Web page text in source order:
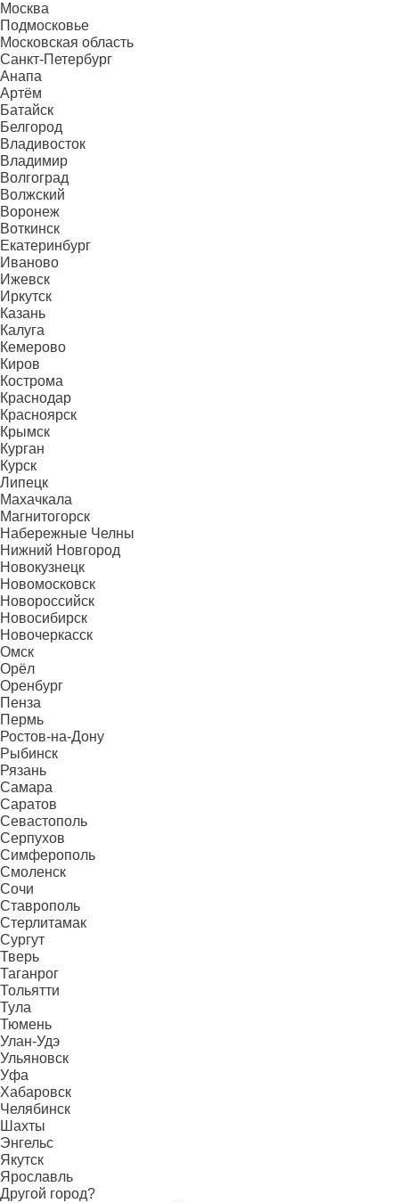
Москва
Подмосковье
Московская область
Санкт-Петербург
Анапа
Артём
Батайск
Белгород
Владивосток
Владимир
Волгоград
Волжский
Воронеж
Воткинск
Екатеринбург
Иваново
Ижевск
Иркутск
Казань
Калуга
Кемерово
Киров
Кострома
Краснодар
Красноярск
Крымск
Курган
Курск
Липецк
Махачкала
Магнитогорск
Набережные Челны
Нижний Новгород
Новокузнецк
Новомосковск
Новороссийск
Новосибирск
Новочеркасск
Омск
Орёл
Оренбург
Пенза
Пермь
Ростов-на-Дону
Рыбинск
Рязань
Самара
Саратов
Севастополь
Серпухов
Симферополь
Смоленск
Сочи
Ставрополь
Стерлитамак
Сургут
Тверь
Таганрог
Тольятти
Тула
Тюмень
Улан-Удэ
Ульяновск
Уфа
Хабаровск
Челябинск
Шахты
Энгельс
Якутск
Ярославль
Другой город?